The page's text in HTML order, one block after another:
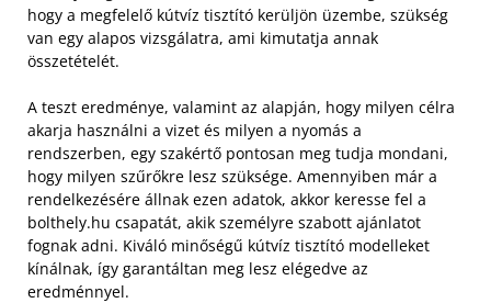
hogy a megfelelő kútvíz tisztító kerüljön üzembe, szükség
van egy alapos vizsgálatra, ami kimutatja annak
összetételét.
A teszt eredménye, valamint az alapján, hogy milyen célra
akarja használni a vizet és milyen a nyomás a
rendszerben, egy szakértő pontosan meg tudja mondani,
hogy milyen szűrőkre lesz szüksége. Amennyiben már a
rendelkezésére állnak ezen adatok, akkor keresse fel a
bolthely.hu csapatát, akik személyre szabott ajánlatot
fognak adni. Kiváló minőségű kútvíz tisztító modelleket
kínálnak, így garantáltan meg lesz elégedve az
eredménnyel.